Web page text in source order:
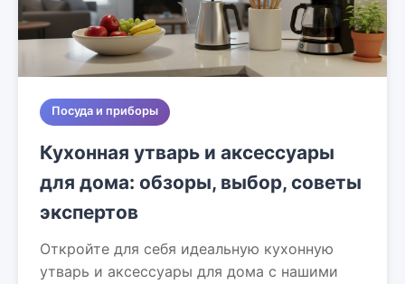
Посуда и приборы
Кухонная утварь и аксессуары
для дома: обзоры, выбор, советы
экспертов
Откройте для себя идеальную кухонную
утварь и аксессуары для дома с нашими